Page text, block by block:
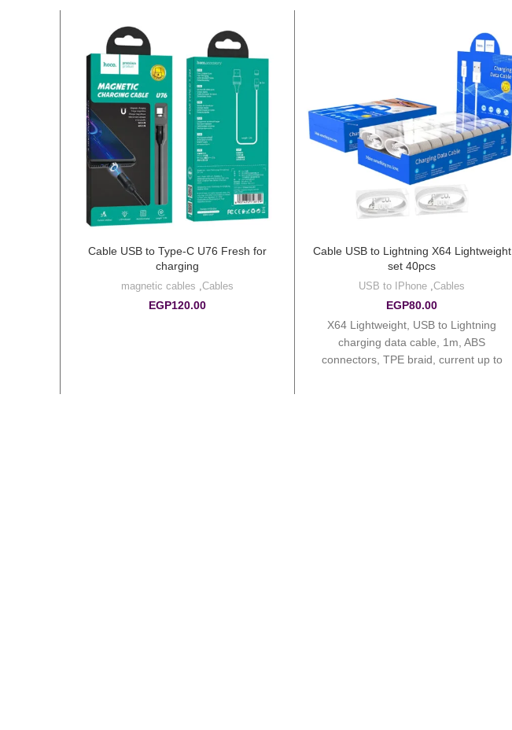
Cable USB to Lightning X64 Lightweight
set 40pcs
Cables
,
USB to IPhone
EGP80.00
X64 Lightweight, USB to Lightning
charging data cable, 1m, ABS
connectors, TPE braid, current up to
Cable USB to Type-C U76 Fresh for
charging
Cables
,
magnetic cables
EGP120.00